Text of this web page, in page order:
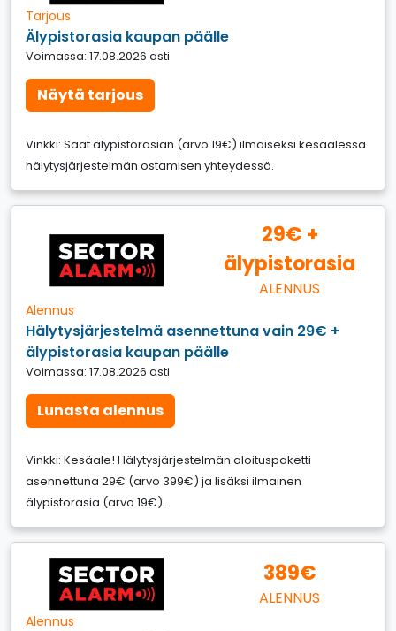
Tarjous
Älypistorasia kaupan päälle
Voimassa: 17.08.2026 asti
Näytä tarjous
Vinkki: Saat älypistorasian (arvo 19€) ilmaiseksi kesäalessa
hälytysjärjestelmän ostamisen yhteydessä.
29€ +
älypistorasia
ALENNUS
Alennus
Hälytysjärjestelmä asennettuna vain 29€ +
älypistorasia kaupan päälle
Voimassa: 17.08.2026 asti
Lunasta alennus
Vinkki: Kesäale! Hälytysjärjestelmän aloituspaketti
asennettuna 29€ (arvo 399€) ja lisäksi ilmainen
älypistorasia (arvo 19€).
389€
ALENNUS
Alennus